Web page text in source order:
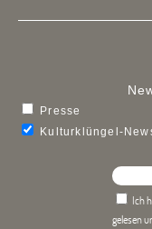
Presse
Kulturklüngel-
Ich
gelesen